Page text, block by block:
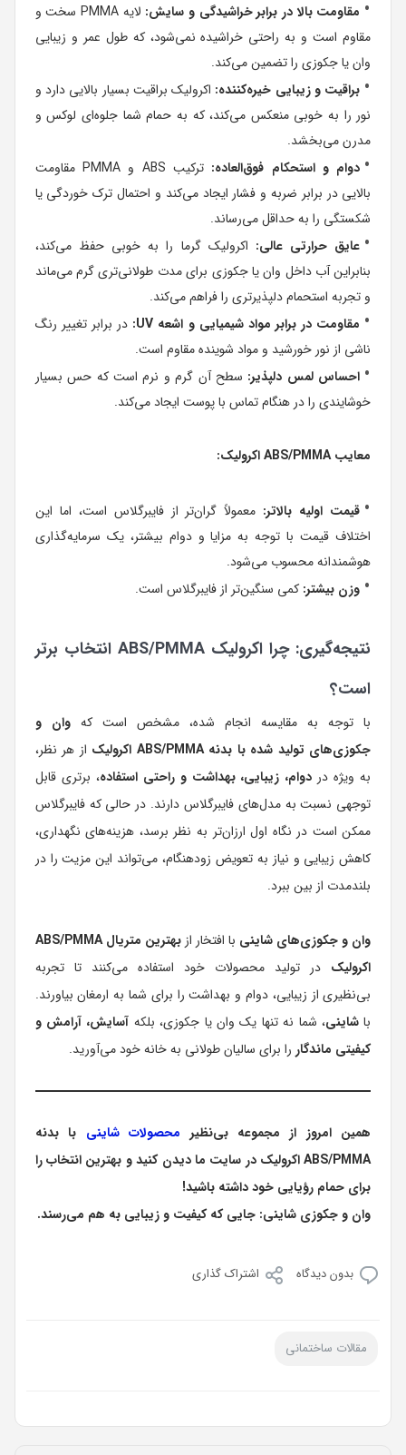
مقاومت بالا در برابر خراشیدگی و سایش:
لایه PMMA سخت و
مقاوم است و به راحتی خراشیده نمی‌شود، که طول عمر و زیبایی
وان یا جکوزی را تضمین می‌کند.
براقیت و زیبایی خیره‌کننده: اکرولیک براقیت بسیار بالایی دارد و
نور را به خوبی منعکس می‌کند، که به حمام شما جلوه‌ای لوکس و
مدرن می‌بخشد.
دوام و استحکام فوق‌العاده:
ترکیب ABS و PMMA مقاومت
بالایی در برابر ضربه و فشار ایجاد می‌کند و احتمال ترک خوردگی یا
شکستگی را به حداقل می‌رساند.
عایق حرارتی عالی: اکرولیک گرما را به خوبی حفظ می‌کند،
بنابراین آب داخل وان یا جکوزی برای مدت طولانی‌تری گرم می‌ماند
و تجربه استحمام دلپذیرتری را فراهم می‌کند.
مقاومت در برابر مواد شیمیایی و اشعه UV:
در برابر تغییر رنگ
ناشی از نور خورشید و مواد شوینده مقاوم است.
احساس لمس دلپذیر: سطح آن گرم و نرم است که حس بسیار
خوشایندی را در هنگام تماس با پوست ایجاد می‌کند.
معایب ABS/PMMA اکرولیک:
قیمت اولیه بالاتر: معمولاً گران‌تر از فایبرگلاس است، اما این
اختلاف قیمت با توجه به مزایا و دوام بیشتر، یک سرمایه‌گذاری
هوشمندانه محسوب می‌شود.
وزن بیشتر: کمی سنگین‌تر از فایبرگلاس است.
نتیجه‌گیری: چرا اکرولیک ABS/PMMA انتخاب برتر
است؟
با توجه به مقایسه انجام شده، مشخص است کهوان و
جکوزی‌های تولید شده با بدنه ABS/PMMA اکرولیک
از هر نظر،
به ویژه در دوام، زیبایی، بهداشت و راحتی استفاده، برتری قابل
توجهی نسبت به مدل‌های فایبرگلاس دارند. در حالی که فایبرگلاس
ممکن است در نگاه اول ارزان‌تر به نظر برسد، هزینه‌های نگهداری،
کاهش زیبایی و نیاز به تعویض زودهنگام، می‌تواند این مزیت را در
بلندمدت از بین ببرد.
وان و جکوزی‌های شاینی با افتخار از
بهترین متریال ABS/PMMA
اکرولیک در تولید محصولات خود استفاده می‌کنند تا تجربه
بی‌نظیری از زیبایی، دوام و بهداشت را برای شما به ارمغان بیاورند.
باشاینی، شما نه تنها یک وان یا جکوزی، بلکه آسایش، آرامش و
کیفیتی ماندگار را برای سالیان طولانی به خانه خود می‌آورید.
همین امروز از مجموعه بی‌نظیر محصولات شاینی با بدنه
ABS/PMMA اکرولیک در سایت ما دیدن کنید و بهترین انتخاب را
برای حمام رؤیایی خود داشته باشید!
وان و جکوزی شاینی: جایی که کیفیت و زیبایی به هم می‌رسند.
بدون دیدگاه اشتراک گذاری
مقالات ساختمانی